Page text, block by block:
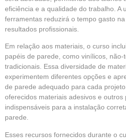
eficiência e a qualidade do trabalho. A
ferramentas reduzirá o tempo gasto
resultados profissionais.
Em relação aos materiais, o curso
papéis de parede, como vinílicos,
tradicionais. Essa diversidade de
experimentem diferentes opções e
de parede adequado para cada
oferecidos materiais adesivos e
indispensáveis para a instalação
parede.
Esses recursos fornecidos durante o